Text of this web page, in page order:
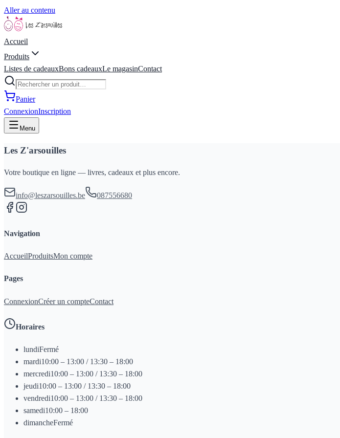
Aller au contenu
Accueil
Produits
Listes de cadeauxBons cadeauxLe magasinContact
Panier
ConnexionInscription
Menu
Les Z'arsouilles
Votre boutique en ligne — livres, cadeaux et plus encore.
info@leszarsouilles.be 087556680
Navigation
AccueilProduitsMon compte
Pages
ConnexionCréer un compteContact
Horaires
lundiFermé
mardi10:00 – 13:00 / 13:30 – 18:00
mercredi10:00 – 13:00 / 13:30 – 18:00
jeudi10:00 – 13:00 / 13:30 – 18:00
vendredi10:00 – 13:00 / 13:30 – 18:00
samedi10:00 – 18:00
dimancheFermé